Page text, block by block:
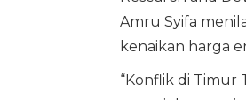
Amru Syifa
kenaikan harga
“Konflik di Timur